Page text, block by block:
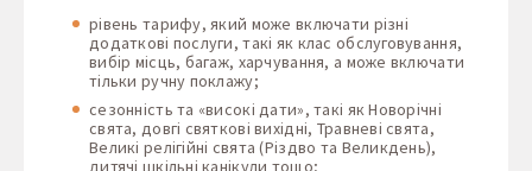
рівень тарифу, який може включати різні
додаткові послуги, такі як клас обслуговування,
вибір місць, багаж, харчування, а може включати
тільки ручну поклажу;
сезонність та «високі дати», такі як Новорічні
свята, довгі святкові вихідні, Травневі свята,
Великі релігійні свята (Різдво та Великдень),
дитячі шкільні канікули тощо;